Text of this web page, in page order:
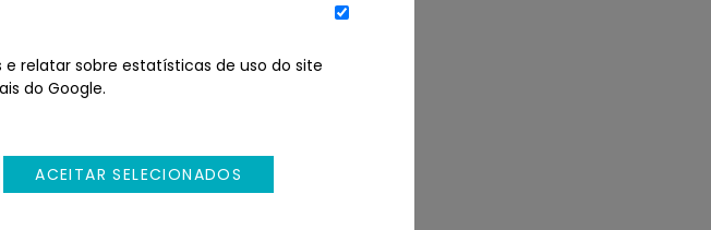
relatar sobre estatísticas de uso do site
do Google.
ACEITAR SELECIONADOS